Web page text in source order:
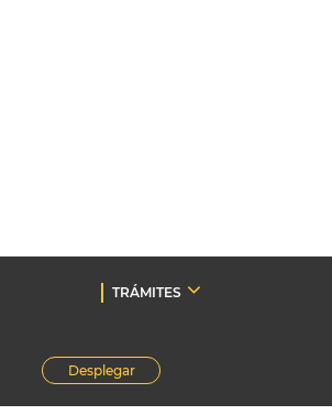
TRÁMITES
Desplegar